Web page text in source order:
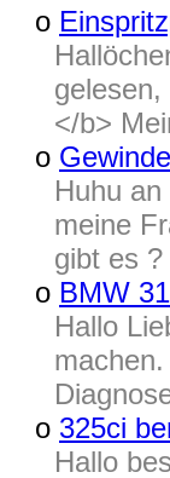
o
</b>
o
Huhu
meine
gibt es
o BMW
Hallo
o 325ci
Hallo